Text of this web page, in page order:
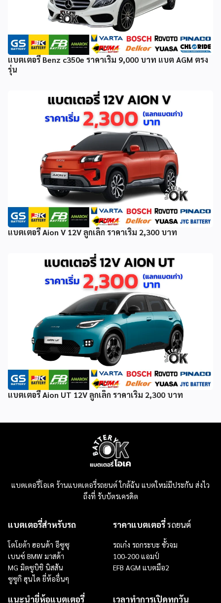
แบตเตอรี่ Benz c350e ราคาเริ่ม 9,000 บาท แบต AGM ตรง
รุ่น
แบตเตอรี่ Aion V 12V ลูกเล็ก ราคาเริ่ม 2,300 บาท
แบตเตอรี่ Aion UT 12V ลูกเล็ก ราคาเริ่ม 2,300 บาท
แบตเตอรี่โอเค ร้านแบตเตอรี่รถยนต์ ใกล้ฉัน แบตใหม่มีประกัน ส่งไว
ถึงที่ รับบัตรเครดิต
แบตเตอรี่สำหรับรถ
โตโยต้า ฮอนด้า อีซูซุ
เบนซ์ BMW มาสด้า
MG มิตซูบิชิ นิสสัน
ซูซูกิ ฮุนได ยี่ห้ออื่นๆ
ราคาแบตเตอรี่รถยนต์
รถเก๋ง รถกระบะ ขั้วจม
100-200 แอมป์
EFB AGM แบตมือ2
แนะนำยี่ห้อแบตเตอรี่ เวลาทำการเปิดทุกวัน